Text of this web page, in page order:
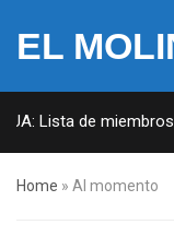
EL
Lista de miembros
Home » Al momento